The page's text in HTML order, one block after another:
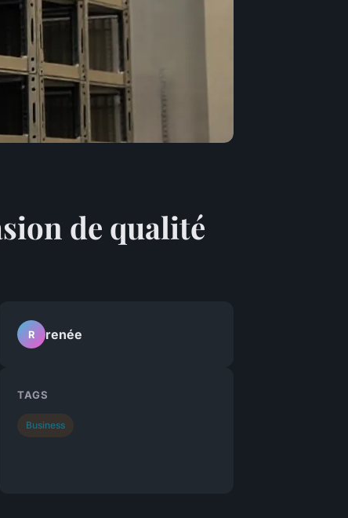
de qualité
R renée
TAGS
Business